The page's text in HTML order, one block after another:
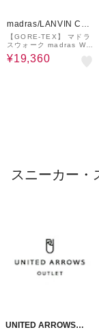
madras/LANVIN COL
LECTION
【GORE-TEX】 マドラ
スウォーク madras Wal
k ゴアテックス レザー
シリーズにバルカナイズ
¥19,360
スニーカー・
UNITED ARROWS